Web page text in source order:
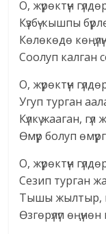
О, жүрөктүн
Күзбү-кышпы
Көлөкөдө
Соолуп калган
О, жүрөктүн
Угуп турган
Күлкү жааган,
Өмүр болуп
О, жүрөктүн
Сезип турган
Тышы жылтыр,
Өзгөрүлүп